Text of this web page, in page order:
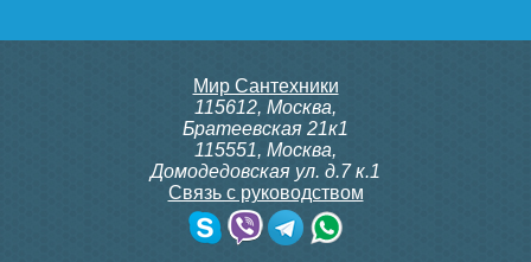
Тумба для комплекта
Тумба для комплекта
напольная Style Line
Мир Сантехники
115612, Москва,
Братеевская 21к1
115551, Москва,
Домодедовская ул. д.7 к.1
Связь с руководством